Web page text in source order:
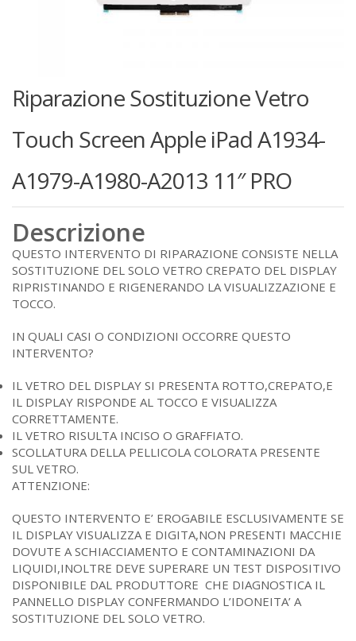
Riparazione Sostituzione Vetro
Touch Screen Apple iPad A1934-
A1979-A1980-A2013 11″ PRO
Descrizione
QUESTO INTERVENTO DI RIPARAZIONE CONSISTE NELLA
SOSTITUZIONE DEL SOLO VETRO CREPATO DEL DISPLAY
RIPRISTINANDO E RIGENERANDO LA VISUALIZZAZIONE E
TOCCO.
IN QUALI CASI O CONDIZIONI OCCORRE QUESTO
INTERVENTO?
IL VETRO DEL DISPLAY SI PRESENTA ROTTO,CREPATO,E
IL DISPLAY RISPONDE AL TOCCO E VISUALIZZA
CORRETTAMENTE.
IL VETRO RISULTA INCISO O GRAFFIATO.
SCOLLATURA DELLA PELLICOLA COLORATA PRESENTE
SUL VETRO.
ATTENZIONE:
QUESTO INTERVENTO E’ EROGABILE ESCLUSIVAMENTE SE
IL DISPLAY VISUALIZZA E DIGITA,NON PRESENTI MACCHIE
DOVUTE A SCHIACCIAMENTO E CONTAMINAZIONI DA
LIQUIDI,INOLTRE DEVE SUPERARE UN TEST DISPOSITIVO
DISPONIBILE DAL PRODUTTORE CHE DIAGNOSTICA IL
PANNELLO DISPLAY CONFERMANDO L’IDONEITA’ A
SOSTITUZIONE DEL SOLO VETRO.